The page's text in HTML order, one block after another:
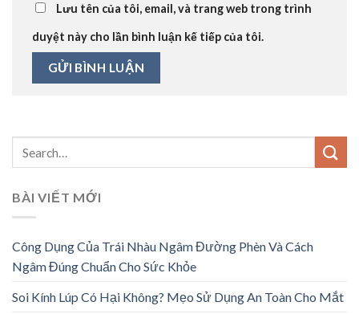
Lưu tên của tôi, email, và trang web trong trình
duyệt này cho lần bình luận kế tiếp của tôi.
BÀI VIẾT MỚI
Công Dụng Của Trái Nhàu Ngâm Đường Phèn Và Cách
Ngâm Đúng Chuẩn Cho Sức Khỏe
Soi Kính Lúp Có Hại Không? Mẹo Sử Dụng An Toàn Cho Mắt